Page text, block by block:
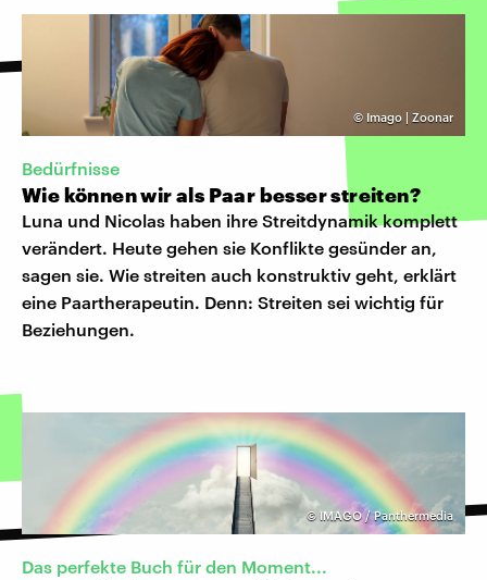
© Imago | Zoonar
Bedürfnisse
Wie können wir als Paar besser streiten?
Luna und Nicolas haben ihre Streitdynamik komplett
verändert. Heute gehen sie Konflikte gesünder an,
sagen sie. Wie streiten auch konstruktiv geht, erklärt
eine Paartherapeutin. Denn: Streiten sei wichtig für
Beziehungen.
© IMAGO / Panthermedia
Das perfekte Buch für den Moment...